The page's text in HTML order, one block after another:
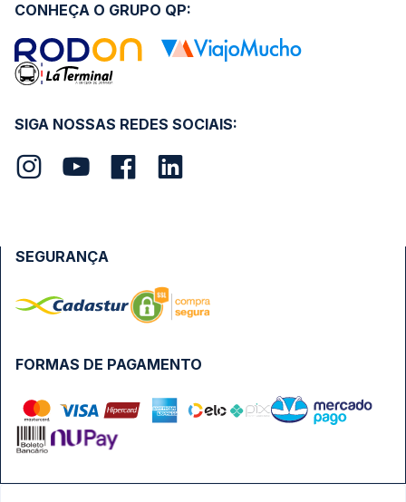
SIGA NOSSAS REDES SOCIAIS:
CONHEÇA O GRUPO QP:
FORMAS DE PAGAMENTO
SEGURANÇA